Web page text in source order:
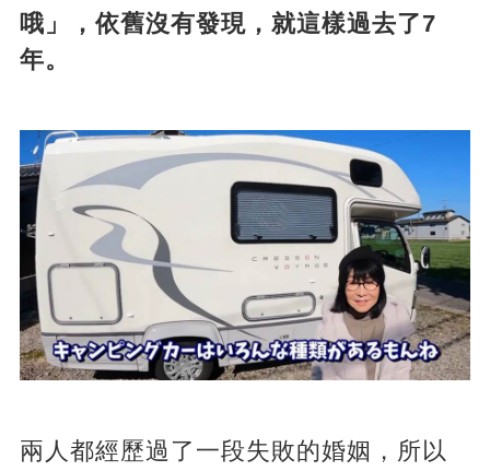
哦」，依舊沒有發現，就這樣過去了7
年。
兩人都經歷過了一段失敗的婚姻，所以